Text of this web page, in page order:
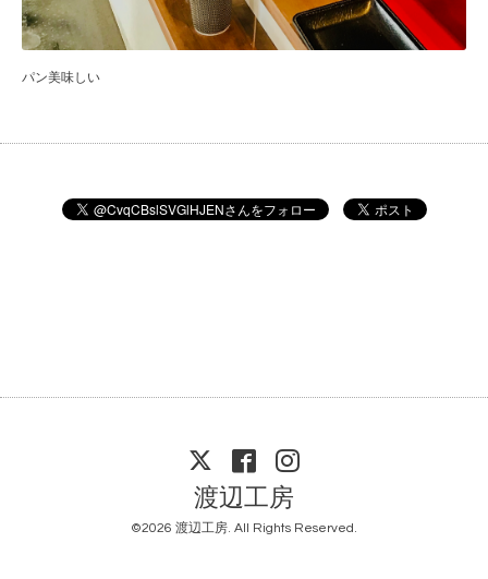
パン美味しい
渡辺工房
©2026 渡辺工房. All Rights Reserved.